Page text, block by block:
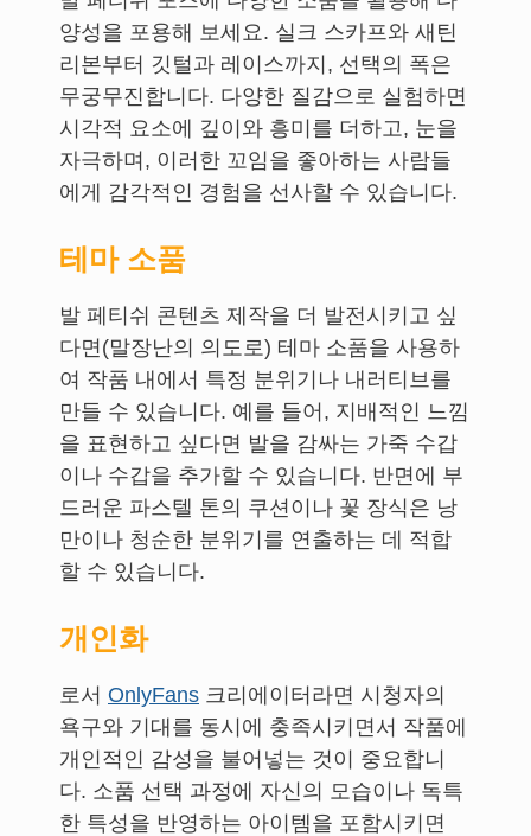
양성을 포용해 보세요. 실크 스카프와 새틴
리본부터 깃털과 레이스까지, 선택의 폭은
무궁무진합니다. 다양한 질감으로 실험하면
시각적 요소에 깊이와 흥미를 더하고, 눈을
자극하며, 이러한 꼬임을 좋아하는 사람들
에게 감각적인 경험을 선사할 수 있습니다.
테마 소품
발 페티쉬 콘텐츠 제작을 더 발전시키고 싶
다면(말장난의 의도로) 테마 소품을 사용하
여 작품 내에서 특정 분위기나 내러티브를
만들 수 있습니다. 예를 들어, 지배적인 느낌
을 표현하고 싶다면 발을 감싸는 가죽 수갑
이나 수갑을 추가할 수 있습니다. 반면에 부
드러운 파스텔 톤의 쿠션이나 꽃 장식은 낭
만이나 청순한 분위기를 연출하는 데 적합
할 수 있습니다.
개인화
로서 OnlyFans 크리에이터라면 시청자의
욕구와 기대를 동시에 충족시키면서 작품에
개인적인 감성을 불어넣는 것이 중요합니
다. 소품 선택 과정에 자신의 모습이나 독특
한 특성을 반영하는 아이템을 포함시키면